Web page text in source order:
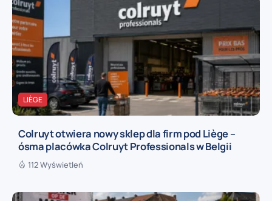
LIÈGE
Colruyt otwiera nowy sklep dla firm pod Liège –
ósma placówka Colruyt Professionals w Belgii
112 Wyświetleń